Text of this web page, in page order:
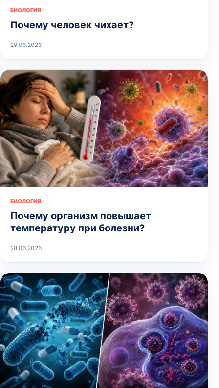
БИОЛОГИЯ
Почему человек чихает?
29.06.2026
БИОЛОГИЯ
Почему организм повышает
температуру при болезни?
28.06.2026